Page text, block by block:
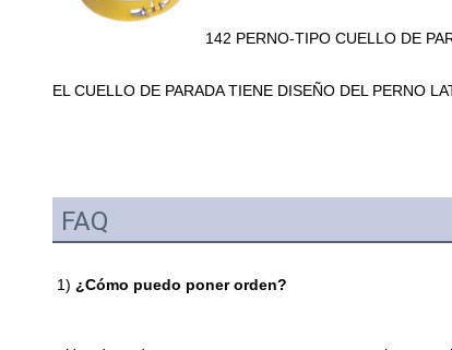
142 PERNO-TIPO CUELLO DE
EL CUELLO DE PARADA TIENE DISEÑO DEL PERNO
FAQ
1) ¿Cómo puedo poner orden?